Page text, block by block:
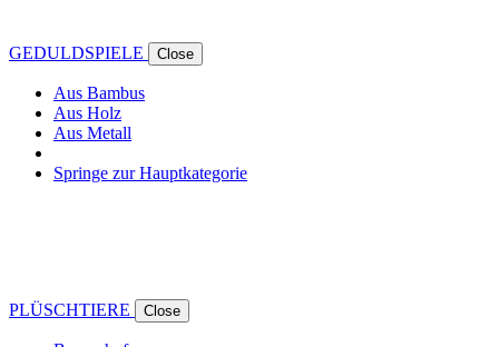
GEDULDSPIELE Close
Aus Bambus
Aus Holz
Aus Metall
Springe zur Hauptkategorie
PLÜSCHTIERE Close